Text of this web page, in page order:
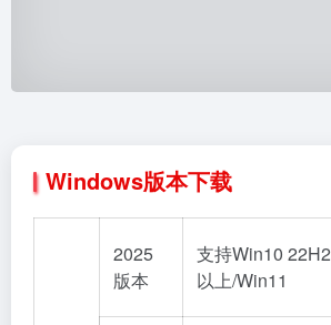
Windows版本下载
2025
版本
支持Win10 22H2
以上/Win11